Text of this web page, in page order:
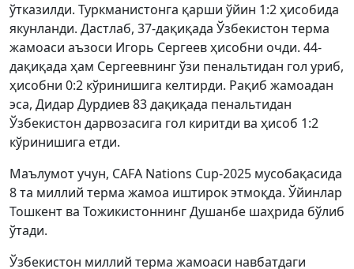
ўтказилди. Туркманистонга қарши ўйин 1:2 ҳисобида
якунланди. Дастлаб, 37-дақиқада Ўзбекистон терма
жамоаси аъзоси Игорь Сергеев ҳисобни очди. 44-
дақиқада ҳам Сергеевнинг ўзи пенальтидан гол уриб,
ҳисобни 0:2 кўринишига келтирди. Рақиб жамоадан
эса, Дидар Дурдиев 83 дақиқада пенальтидан
Ўзбекистон дарвозасига гол киритди ва ҳисоб 1:2
кўринишига етди.
Маълумот учун, CAFA Nations Cup-2025 мусобақасида
8 та миллий терма жамоа иштирок этмоқда. Ўйинлар
Тошкент ва Тожикистоннинг Душанбе шаҳрида бўлиб
ўтади.
Ўзбекистон миллий терма жамоаси навбатдаги